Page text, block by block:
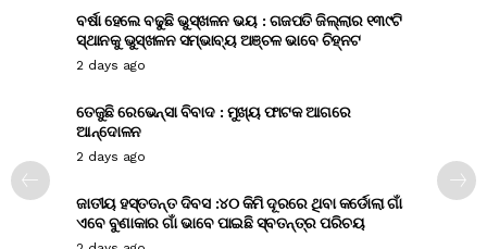
ବର୍ଷା ହେଲେ ବଢୁଛି ଭୁସ୍ଖଳନ ଭୟ : ଗଜପତି ଜିଲ୍ଲାର ୧୩୯ଟି
ସ୍ଥାନକୁ ଭୁସ୍ଖଳନ ସମ୍ଭାବ୍ୟ ଅଞ୍ଚଳ ଭାବେ ଚିହ୍ନଟ
2 days ago
ତେଜୁଛି ରେଭେନ୍ସା ବିବାଦ : ମୁଖ୍ୟ ଫାଟକ ଆଗରେ
ଆନ୍ଦୋଳନ
2 days ago
ଜାତୀୟ ହସ୍ତତନ୍ତ ଦିବସ :୪୦ କିମି ଦୂରରେ ଥିବା କର୍ଡୋଲା ଗାଁ
ଏବେ ବୁଣାକାର ଗାଁ ଭାବେ ପାଇଛି ସ୍ବତନ୍ତ୍ର ପରିଚୟ